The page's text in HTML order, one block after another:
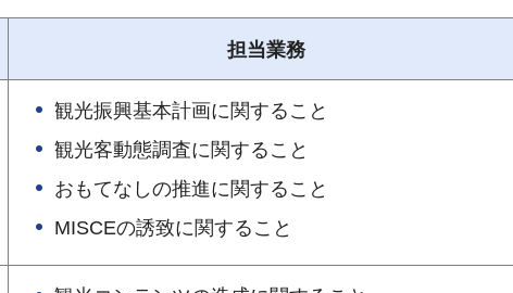
担当業務
観光振興基本計画に関すること
観光客動態調査に関すること
おもてなしの推進に関すること
MISCEの誘致に関すること